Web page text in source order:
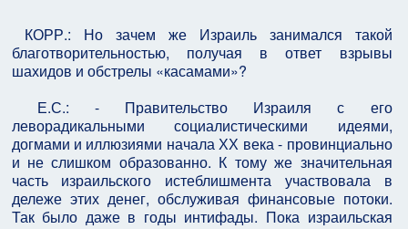
КОРР.: Но зачем же Израиль занимался такой
благотворительностью, получая в ответ взрывы
шахидов и обстрелы «касамами»?
Е.С.: - Правительство Израиля с его
леворадикальными социалистическими идеями,
догмами и иллюзиями начала ХХ века - провинциально
и не слишком образованно. К тому же значительная
часть израильского истеблишмента участвовала в
дележе этих денег, обслуживая финансовые потоки.
Так было даже в годы интифады. Пока израильская